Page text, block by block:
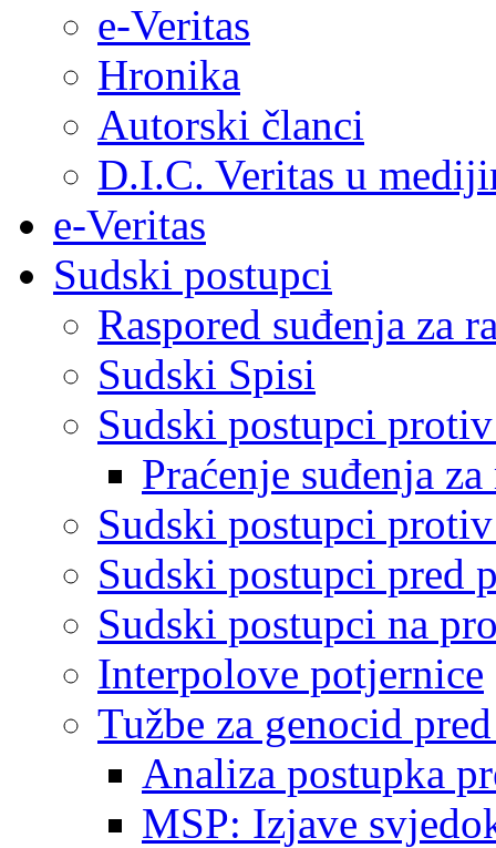
e-Veritas
Hronika
Autorski članci
D.I.C. Veritas u
e-Veritas
Sudski postupci
Raspored suđenja za
Sudski Spisi
Sudski postupci
Praćenje suđenja
Sudski postupci
Sudski postupci pred
Sudski postupci na
Interpolove potjernice
Tužbe za genocid
Analiza postupka
MSP: Izjave